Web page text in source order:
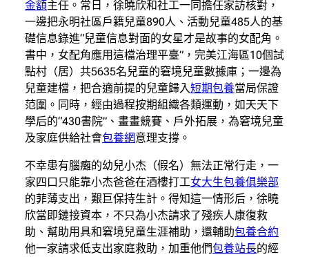
金額主任。常日，徐曉欣和社工一同擔任家訪核對，
一邊把永明社區戶籍兒童890人、活動兒童485人的基
礎信息錄進“兒童信息對面的女星才是故事的女配角。
書中，女配角應用這檔治理平臺”，完美江海區10個試
點村（居）共5635名兒童的窘境兒童數據庫；一邊為
兒童建檔，把合適前提的兒童歸入短期包養當局保證
范圍。同時，經由過程按期組織各類運動，如天天下
學后的“430書院”、畫畫競賽、戶外拓展，為窘境兒童
及家庭供給社會包養網意理支撐。
不幸患有腦癱的幼兒小杰（假名）無法正常行走，一
家四口只能靠小杰爸爸在酒樓打工女大生包養俱樂部
的菲薄支出，艱巨保持生計。得知這一情形后，徐曉
欣當即鏈接資本，不只為小杰請求了殘疾人康復救
助、幫助用具和窘境兒童生涯補助，還輔助包養合約
他一家請求低支出家庭救助，加重他們包養站長的經